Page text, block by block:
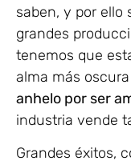
saben, y por ello
grandes
tenemos que
alma más
anhelo por ser
industria vende
Grandes éxitos,